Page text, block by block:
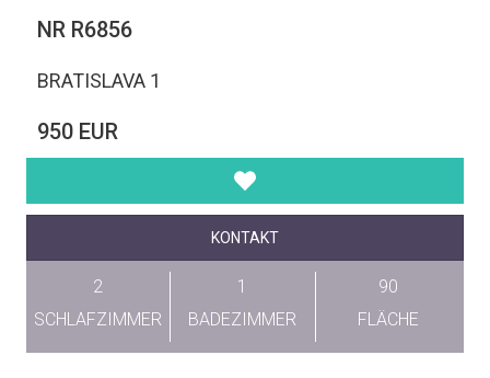
NR R6856
BRATISLAVA 1
950 EUR
KONTAKT
2
SCHLAFZIMMER
1
BADEZIMMER
90
FLÄCHE